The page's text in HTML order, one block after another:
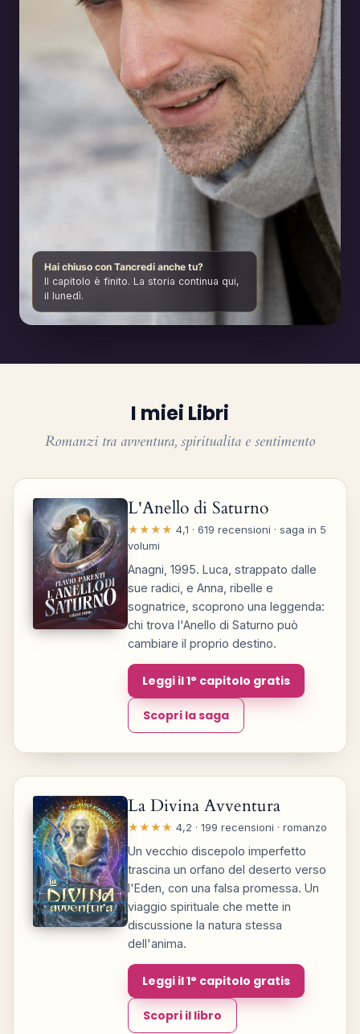
Hai chiuso con Tancredi anche tu?
Il capitolo è finito. La storia continua qui,
il lunedì.
I miei Libri
Romanzi tra avventura, spiritualita e sentimento
L'Anello di Saturno
★★★★ 4,1 · 619 recensioni · saga in 5
volumi
Anagni, 1995. Luca, strappato dalle
sue radici, e Anna, ribelle e
sognatrice, scoprono una leggenda:
chi trova l'Anello di Saturno può
cambiare il proprio destino.
Leggi il 1° capitolo gratis
Scopri la saga
La Divina Avventura
★★★★ 4,2 · 199 recensioni · romanzo
Un vecchio discepolo imperfetto
trascina un orfano del deserto verso
l'Eden, con una falsa promessa. Un
viaggio spirituale che mette in
discussione la natura stessa
dell'anima.
Leggi il 1° capitolo gratis
Scopri il libro